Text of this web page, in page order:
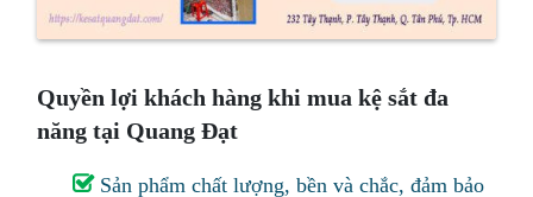
Quyền lợi khách hàng khi mua kệ sắt đa
năng tại Quang Đạt
Sản phẩm chất lượng, bền và chắc, đảm bảo